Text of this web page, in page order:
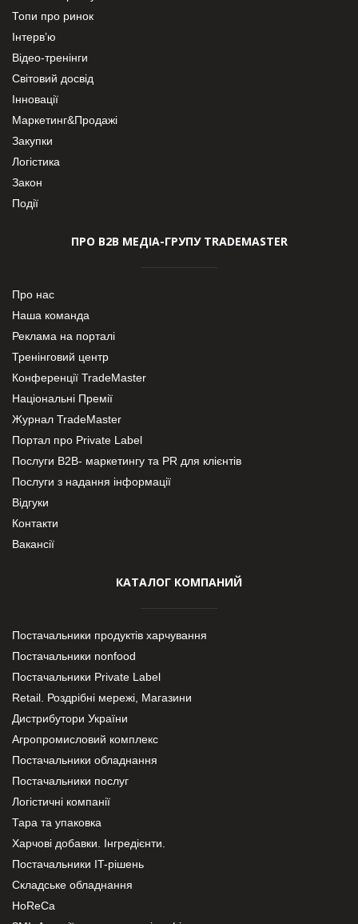
Топи про ринок
Інтерв’ю
Відео-тренінги
Світовий досвід
Інновації
Маркетинг&Продажі
Закупки
Логістика
Закон
Події
ПРО В2В МЕДІА-ГРУПУ TRADEMASTER
Про нас
Наша команда
Реклама на порталі
Тренінговий центр
Конференції TradeMaster
Національні Премії
Журнал TradeMaster
Портал про Private Label
Послуги В2В- маркетингу та PR для клієнтів
Послуги з надання інформації
Відгуки
Контакти
Вакансії
КАТАЛОГ КОМПАНИЙ
Постачальники продуктів харчування
Постачальники nonfood
Постачальники Private Label
Retail. Роздрібні мережі, Магазини
Дистрибутори України
Агропромисловий комплекс
Постачальники обладнання
Постачальники послуг
Логістичні компанії
Тара та упаковка
Харчові добавки. Інгредієнти.
Постачальники IT-рішень
Складське обладнання
HoReCa